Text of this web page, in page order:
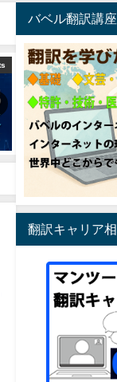
バベル翻訳講
翻訳キャリア